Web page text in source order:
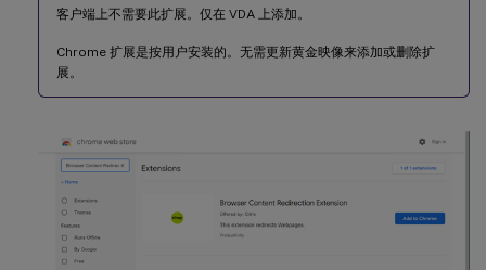
客户端上不需要此扩展。仅在 VDA 上添加。
Chrome 扩展是按用户安装的。无需更新黄金映像来添加或删除扩
展。